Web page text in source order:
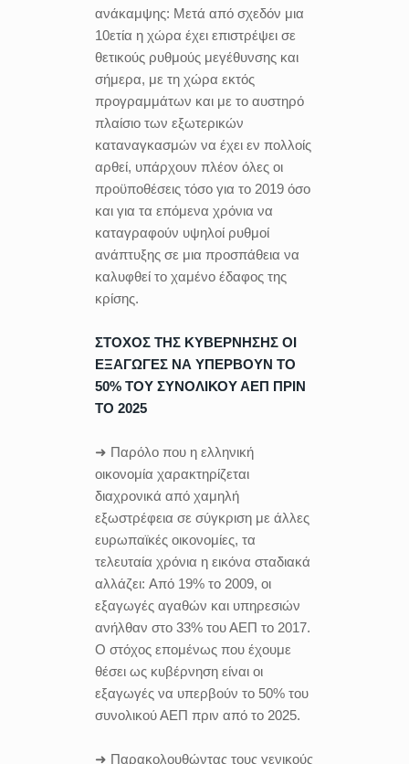
ανάκαμψης: Mετά από σχεδόν μια
10ετία η χώρα έχει επιστρέψει σε
θετικούς ρυθμούς μεγέθυνσης και
σήμερα, με τη χώρα εκτός
προγραμμάτων και με το αυστηρό
πλαίσιο των εξωτερικών
καταναγκασμών να έχει εν πολλοίς
αρθεί, υπάρχουν πλέον όλες οι
προϋποθέσεις τόσο για το 2019 όσο
και για τα επόμενα χρόνια να
καταγραφούν υψηλοί ρυθμοί
ανάπτυξης σε μια προσπάθεια να
καλυφθεί το χαμένο έδαφος της
κρίσης.
ΣΤΟΧΟΣ ΤΗΣ ΚΥΒΕΡΝΗΣΗΣ ΟΙ
ΕΞΑΓΩΓΕΣ ΝΑ ΥΠΕΡΒΟΥΝ ΤΟ
50% ΤΟΥ ΣΥΝΟΛΙΚΟΥ ΑΕΠ ΠΡΙΝ
ΤΟ 2025
➜ Παρόλο που η ελληνική
οικονομία χαρακτηρίζεται
διαχρονικά από χαμηλή
εξωστρέφεια σε σύγκριση με άλλες
ευρωπαϊκές οικονομίες, τα
τελευταία χρόνια η εικόνα σταδιακά
αλλάζει: Aπό 19% το 2009, οι
εξαγωγές αγαθών και υπηρεσιών
ανήλθαν στο 33% του ΑΕΠ το 2017.
O στόχος επομένως που έχουμε
θέσει ως κυβέρνηση είναι οι
εξαγωγές να υπερβούν το 50% του
συνολικού ΑΕΠ πριν από το 2025.
➜ Παρακολουθώντας τους γενικούς